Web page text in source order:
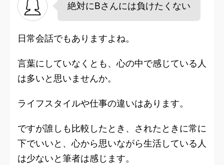
絶対にBさんには負けたくない
日常会話でもありますよね。
言葉にしていなくとも、心の中で感じている人
は多いと思いませんか。
ライフスタイルや仕事の違いはあります。
ですが誰しも比較したとき、されたときに常に
下でいいと、心から思いながら生活している人
は少ないと筆者は感じます。